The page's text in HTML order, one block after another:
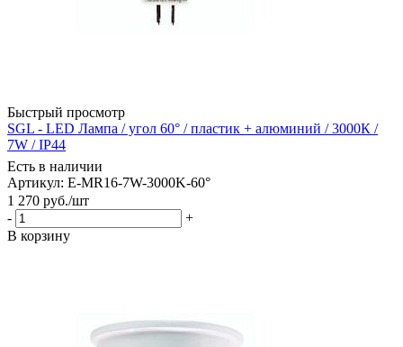
Быстрый просмотр
SGL - LED Лампа / угол 60° / пластик + алюминий / 3000К /
7W / IP44
Есть в наличии
Артикул: E-MR16-7W-3000K-60°
1 270 руб./шт
-
+
В корзину